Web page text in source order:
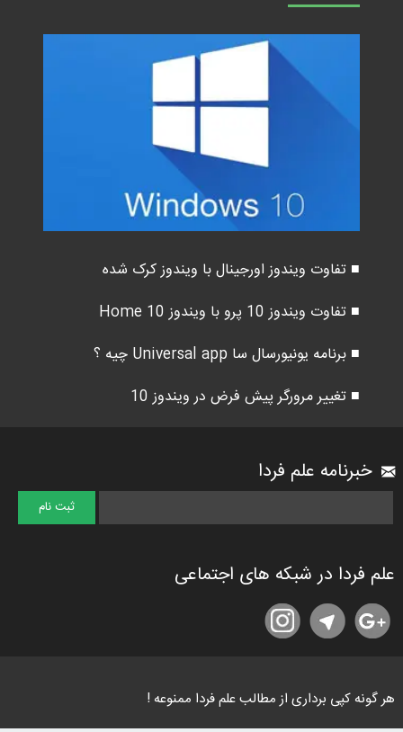
■ تفاوت ویندوز اورجینال با ویندوز کرک شده
■ تفاوت ویندوز 10 پرو با ویندوز 10 Home
■ برنامه یونیورسال سا Universal app چیه ؟
■ تغییر مرورگر پیش فرض در ویندوز 10
خبرنامه علم فردا
علم فردا در شبکه های اجتماعی
هر گونه کپی برداری از مطالب علم فردا ممنوعه !